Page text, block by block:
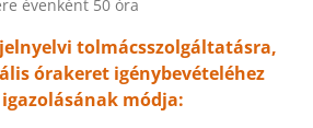
évenként 50 óra
tolmácsszolgáltatásra,
órakeret igénybevételéhez
módja: